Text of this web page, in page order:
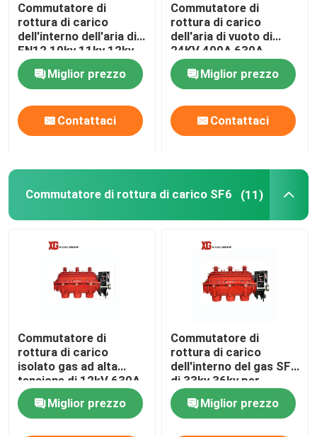
Commutatore di
rottura di carico
dell'interno dell'aria di
FN12 10kv 11kv 12kv
630A 1250A
Miglior prezzo
Contattaci
Commutatore di
rottura di carico
dell'aria di vuoto di
24KV 400A 630A
Miglior prezzo
Contattaci
Commutatore di rottura di carico SF6 (11)
Commutatore di
rottura di carico
isolato gas ad alta
tensione di 12kV 630A
SF6 libbre
Miglior prezzo
Commutatore di
rottura di carico
dell'interno del gas SF6
di 33kv 36kv per
distribuzione
secondariaMiglior prezzo